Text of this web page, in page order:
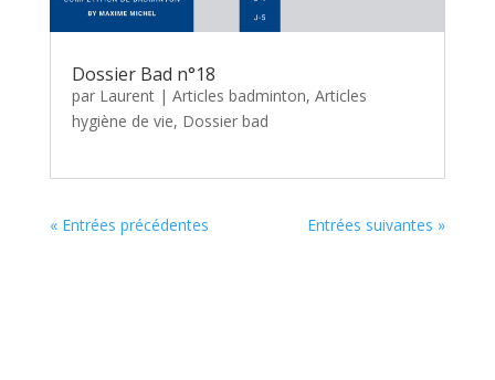
Dossier Bad n°18
par Laurent| Articles badminton, Articles
hygiène de vie, Dossier bad
« Entrées précédentes Entrées suivantes »